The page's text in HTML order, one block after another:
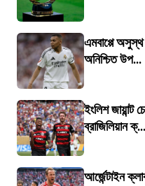
এমবাপ্পে অসুস্থ
অনিশ্চিত উপ...
ইংলিশ জায়ান্ট
ব্রাজিলিয়ান ক্...
আর্জেন্টাইন